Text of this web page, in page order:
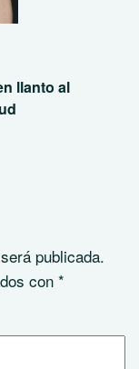
llanto al
publicada.
con *